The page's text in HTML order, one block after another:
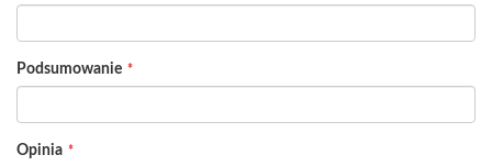
Podsumowanie
Opinia